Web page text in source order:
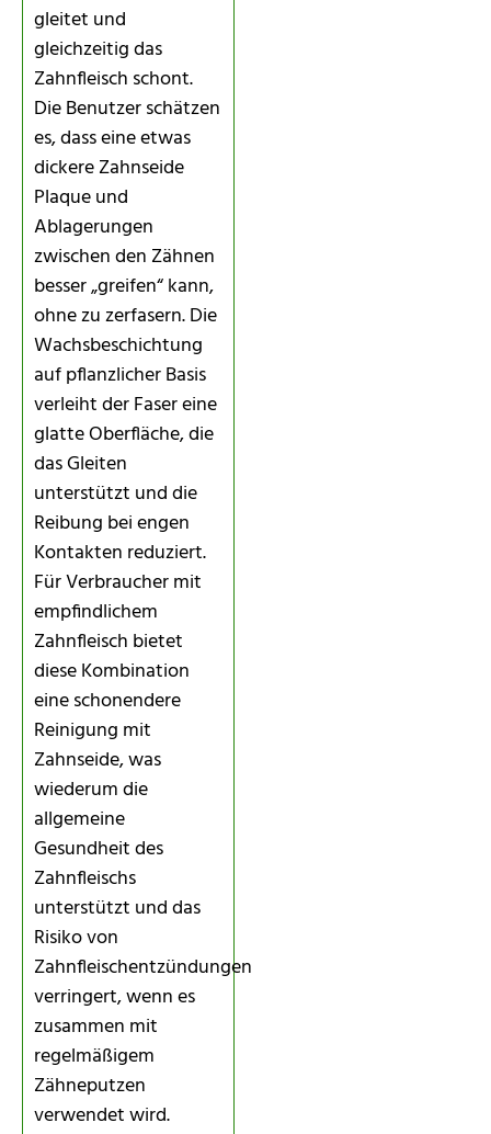
gleitet und
gleichzeitig das
Zahnfleisch schont.
Die Benutzer schätzen
es, dass eine etwas
dickere Zahnseide
Plaque und
Ablagerungen
zwischen den Zähnen
besser „greifen“ kann,
ohne zu zerfasern. Die
Wachsbeschichtung
auf pflanzlicher Basis
verleiht der Faser eine
glatte Oberfläche, die
das Gleiten
unterstützt und die
Reibung bei engen
Kontakten reduziert.
Für Verbraucher mit
empfindlichem
Zahnfleisch bietet
diese Kombination
eine schonendere
Reinigung mit
Zahnseide, was
wiederum die
allgemeine
Gesundheit des
Zahnfleischs
unterstützt und das
Risiko von
Zahnfleischentzündungen
verringert, wenn es
zusammen mit
regelmäßigem
Zähneputzen
verwendet wird.